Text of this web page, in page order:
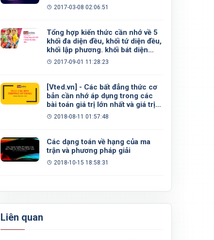
2017-03-08 02:06:51
Tổng hợp kiến thức cần nhớ về 5
khối đa diện đều, khối tứ diện đều,
khối lập phương. khối bát diện
đều, khối 12 mặt đều, khối 20 mặt
2017-09-01 11:28:23
[Vted.vn] - Các bất đẳng thức cơ
bản cần nhớ áp dụng trong các
bài toán giá trị lớn nhất và giá trị
nhỏ nhất
2018-08-11 01:57:48
Các dạng toán về hạng của ma
trận và phương pháp giải
2018-10-15 18:58:31
Liên quan